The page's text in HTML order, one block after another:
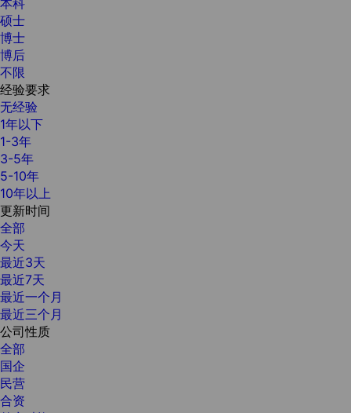
硕士
博士
博后
不限
经验要求
无经验
1年以下
1-3年
3-5年
5-10年
10年以上
更新时间
全部
今天
最近3天
最近7天
最近一个月
最近三个月
公司性质
全部
国企
民营
合资